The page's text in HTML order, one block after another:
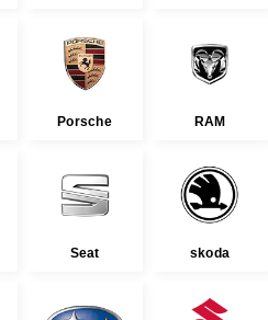
Porsche RAM
Seat skoda